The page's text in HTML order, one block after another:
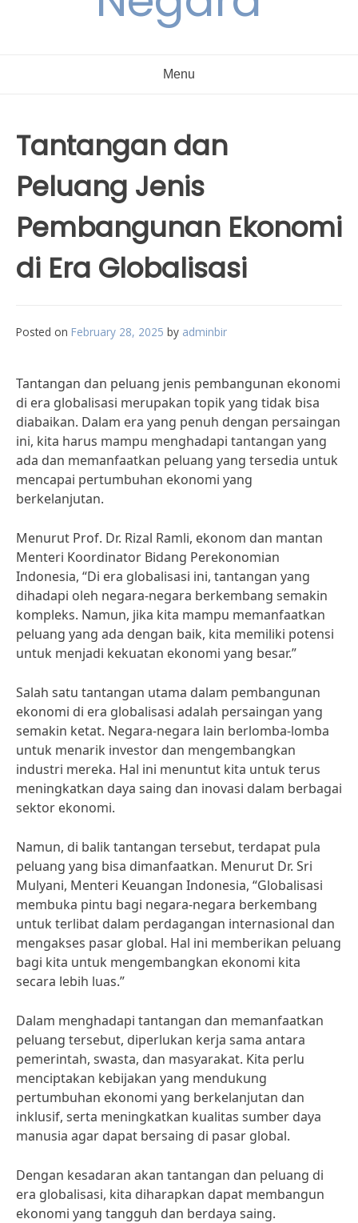
Menu
Tantangan dan
Peluang Jenis
Pembangunan Ekonomi
di Era Globalisasi
Posted on February 28, 2025 by adminbir
Tantangan dan peluang jenis pembangunan ekonomi
di era globalisasi merupakan topik yang tidak bisa
diabaikan. Dalam era yang penuh dengan persaingan
ini, kita harus mampu menghadapi tantangan yang
ada dan memanfaatkan peluang yang tersedia untuk
mencapai pertumbuhan ekonomi yang
berkelanjutan.
Menurut Prof. Dr. Rizal Ramli, ekonom dan mantan
Menteri Koordinator Bidang Perekonomian
Indonesia, “Di era globalisasi ini, tantangan yang
dihadapi oleh negara-negara berkembang semakin
kompleks. Namun, jika kita mampu memanfaatkan
peluang yang ada dengan baik, kita memiliki potensi
untuk menjadi kekuatan ekonomi yang besar.”
Salah satu tantangan utama dalam pembangunan
ekonomi di era globalisasi adalah persaingan yang
semakin ketat. Negara-negara lain berlomba-lomba
untuk menarik investor dan mengembangkan
industri mereka. Hal ini menuntut kita untuk terus
meningkatkan daya saing dan inovasi dalam berbagai
sektor ekonomi.
Namun, di balik tantangan tersebut, terdapat pula
peluang yang bisa dimanfaatkan. Menurut Dr. Sri
Mulyani, Menteri Keuangan Indonesia, “Globalisasi
membuka pintu bagi negara-negara berkembang
untuk terlibat dalam perdagangan internasional dan
mengakses pasar global. Hal ini memberikan peluang
bagi kita untuk mengembangkan ekonomi kita
secara lebih luas.”
Dalam menghadapi tantangan dan memanfaatkan
peluang tersebut, diperlukan kerja sama antara
pemerintah, swasta, dan masyarakat. Kita perlu
menciptakan kebijakan yang mendukung
pertumbuhan ekonomi yang berkelanjutan dan
inklusif, serta meningkatkan kualitas sumber daya
manusia agar dapat bersaing di pasar global.
Dengan kesadaran akan tantangan dan peluang di
era globalisasi, kita diharapkan dapat membangun
ekonomi yang tangguh dan berdaya saing.